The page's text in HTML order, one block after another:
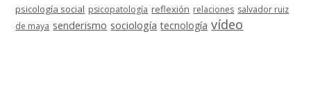
psicología social psicopatología reflexión relaciones salvador ruiz
de maya senderismo sociología tecnología vídeo